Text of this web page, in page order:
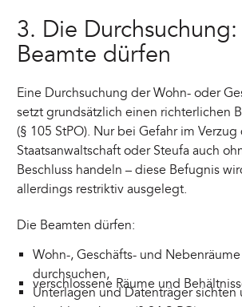
3. Die Durchsuchung:
Beamte dürfen
Eine Durchsuchung der Wohn- oder
setzt grundsätzlich einen richterlichen
(§ 105 StPO). Nur bei Gefahr im Verzug
Staatsanwaltschaft oder Steufa auch
Beschluss handeln – diese Befugnis
allerdings restriktiv ausgelegt.
Die Beamten dürfen:
Wohn-, Geschäfts- und
durchsuchen,
verschlossene Räume und
Unterlagen und Datenträger sichten